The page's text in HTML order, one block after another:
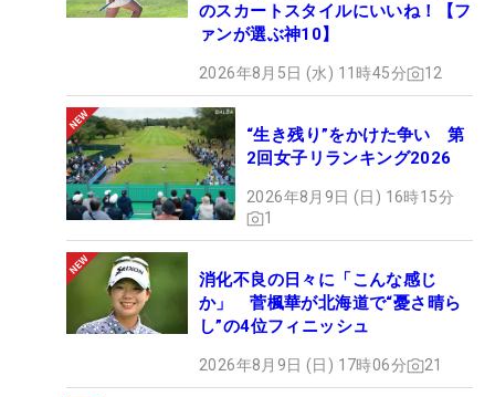
のスカートスタイルにいいね！【フ
ァンが選ぶ神10】
2026年8月5日 (水) 11時45分 12
“生き残り”をかけた争い 第
2回女子リランキング2026
2026年8月9日 (日) 16時15分
1
消化不良の日々に「こんな感じ
か」 菅楓華が北海道で“憂さ晴ら
し”の4位フィニッシュ
2026年8月9日 (日) 17時06分 21